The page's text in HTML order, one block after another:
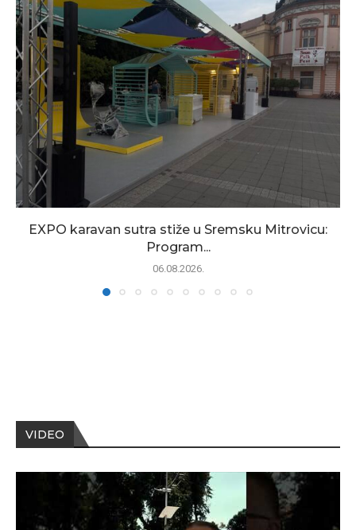
EXPO karavan sutra stiže u Sremsku Mitrovicu:
Program...
06.08.2026.
VIDEO